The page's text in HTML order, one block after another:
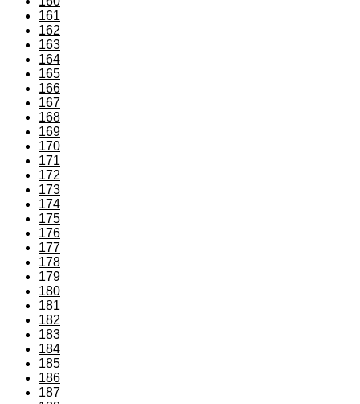
161
162
163
164
165
166
167
168
169
170
171
172
173
174
175
176
177
178
179
180
181
182
183
184
185
186
187